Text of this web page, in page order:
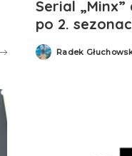
Serial
po 2.
Posted
by
Radek